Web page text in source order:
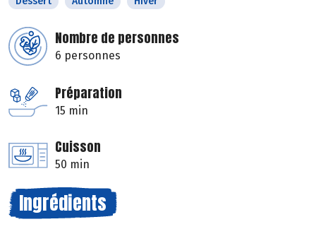
Nombre de personnes
6 personnes
Préparation
15 min
Cuisson
50 min
Ingrédients